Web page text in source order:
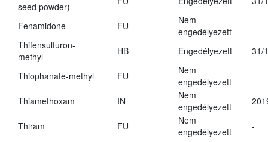
seed powder)
Fenamidone FU
Nem
engedélyezett
-
Thifensulfuron-
methyl
HB Engedélyezett 31/
Thiophanate-methyl FU
Nem
engedélyezett
Thiamethoxam
IN
Nem
engedélyezett
Thiram FU
Nem
engedélyezett
-